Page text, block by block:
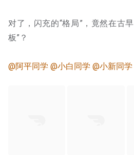
对了，闪充的“格局”，竟然在古
板”？
@阿平同学 @小白同学 @小新同学